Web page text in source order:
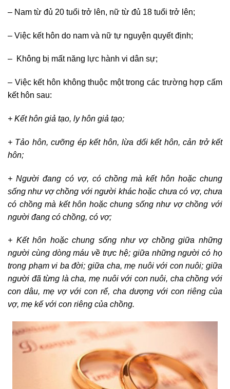
– Nam từ đủ 20 tuổi trở lên, nữ từ đủ 18 tuổi trở lên;
– Việc kết hôn do nam và nữ tự nguyện quyết định;
– Không bị mất năng lực hành vi dân sự;
– Việc kết hôn không thuộc một trong các trường hợp cấm
kết hôn sau:
+ Kết hôn giả tạo, ly hôn giả tạo;
+ Tảo hôn, cưỡng ép kết hôn, lừa dối kết hôn, cản trở kết
hôn;
+ Người đang có vợ, có chồng mà kết hôn hoặc chung
sống như vợ chồng với người khác hoặc chưa có vợ, chưa
có chồng mà kết hôn hoặc chung sống như vợ chồng với
người đang có chồng, có vợ;
+ Kết hôn hoặc chung sống như vợ chồng giữa những
người cùng dòng máu về trực hệ; giữa những người có họ
trong phạm vi ba đời; giữa cha, mẹ nuôi với con nuôi; giữa
người đã từng là cha, mẹ nuôi với con nuôi, cha chồng với
con dâu, mẹ vợ với con rể, cha dượng với con riêng của
vợ, mẹ kế với con riêng của chồng.